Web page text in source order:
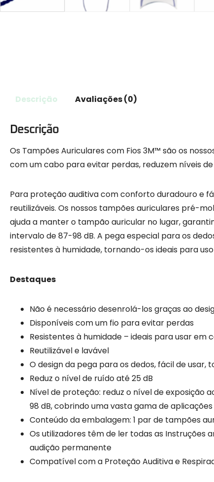
Descrição Avaliações (0)
Descrição
Os Tampões Auriculares com Fios 3M™ são os
com um cabo para evitar perdas, reduzem níveis de
Para proteção auditiva com conforto duradouro e
reutilizáveis. Os nossos tampões auriculares pré-
ajuda a manter o tampão auricular no lugar,
intervalo de 87-98 dB. A pega especial para os
resistentes à humidade, tornando-os ideais para
Destaques
Não é necessário desenrolá-los graças ao
Disponíveis com um fio para evitar perdas
Resistentes à humidade – ideais para usar em
Reutilizável e lavável
O design da pega para os dedos, fácil de usar,
Reduz o nível de ruído até 25 dB
Nível de proteção: reduz o nível de exposição
98 dB, cobrindo uma vasta gama de aplicações
Conteúdo da embalagem: 1 par de tampões
Os utilizadores têm de ler todas as Instruções
audição permanente
Compatível com a Proteção Auditiva e